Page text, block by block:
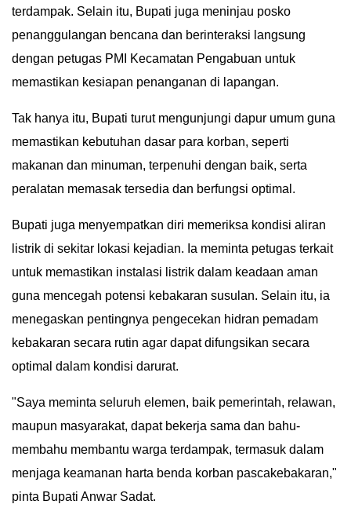
INDEKS
BERITA
terdampak. Selain itu, Bupati juga meninjau posko
penanggulangan bencana dan berinteraksi langsung
dengan petugas PMI Kecamatan Pengabuan untuk
memastikan kesiapan penanganan di lapangan.
Tak hanya itu, Bupati turut mengunjungi dapur umum guna
memastikan kebutuhan dasar para korban, seperti
makanan dan minuman, terpenuhi dengan baik, serta
peralatan memasak tersedia dan berfungsi optimal.
Bupati juga menyempatkan diri memeriksa kondisi aliran
listrik di sekitar lokasi kejadian. Ia meminta petugas terkait
untuk memastikan instalasi listrik dalam keadaan aman
guna mencegah potensi kebakaran susulan. Selain itu, ia
menegaskan pentingnya pengecekan hidran pemadam
kebakaran secara rutin agar dapat difungsikan secara
optimal dalam kondisi darurat.
"Saya meminta seluruh elemen, baik pemerintah, relawan,
maupun masyarakat, dapat bekerja sama dan bahu-
membahu membantu warga terdampak, termasuk dalam
menjaga keamanan harta benda korban pascakebakaran,"
pinta Bupati Anwar Sadat.